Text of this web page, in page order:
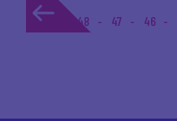
1... 48 47 46